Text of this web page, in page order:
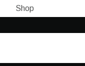
Shop